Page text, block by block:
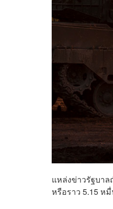
แหล่งข่าวรัฐบา
หรือราว 5.15 ห